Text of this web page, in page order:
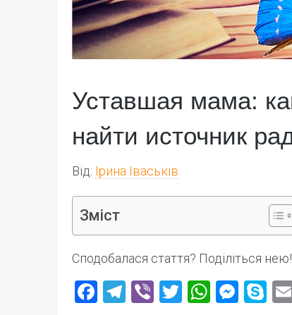
Уставшая мама:
найти источник
Від: Ірина Іваськів
Зміст
Сподобалася стаття? Поділіться нею!
Facebook
Telegram
ViberTwitter